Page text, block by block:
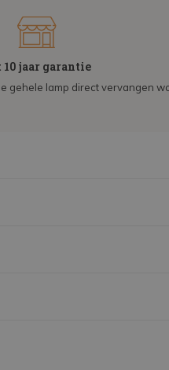
10 jaar garantie
gehele lamp direct vervangen